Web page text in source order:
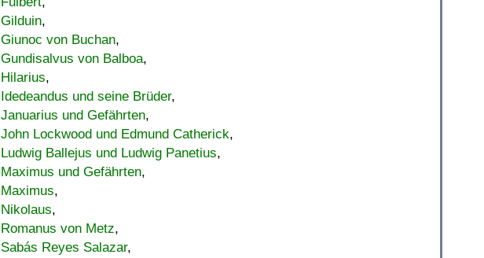
Gilduin,
Giunoc von Buchan,
Gundisalvus von Balboa,
Hilarius,
Idedeandus und seine Brüder,
Januarius und Gefährten,
John Lockwood und Edmund Catherick,
Ludwig Ballejus und Ludwig Panetius,
Maximus und Gefährten,
Maximus,
Nikolaus,
Romanus von Metz,
Sabás Reyes Salazar,